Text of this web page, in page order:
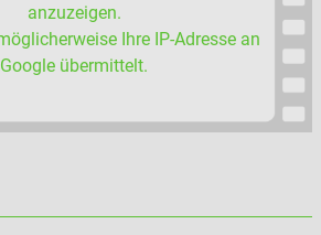
anzuzeigen.
Ihre IP-Adresse an
Google übermittelt.